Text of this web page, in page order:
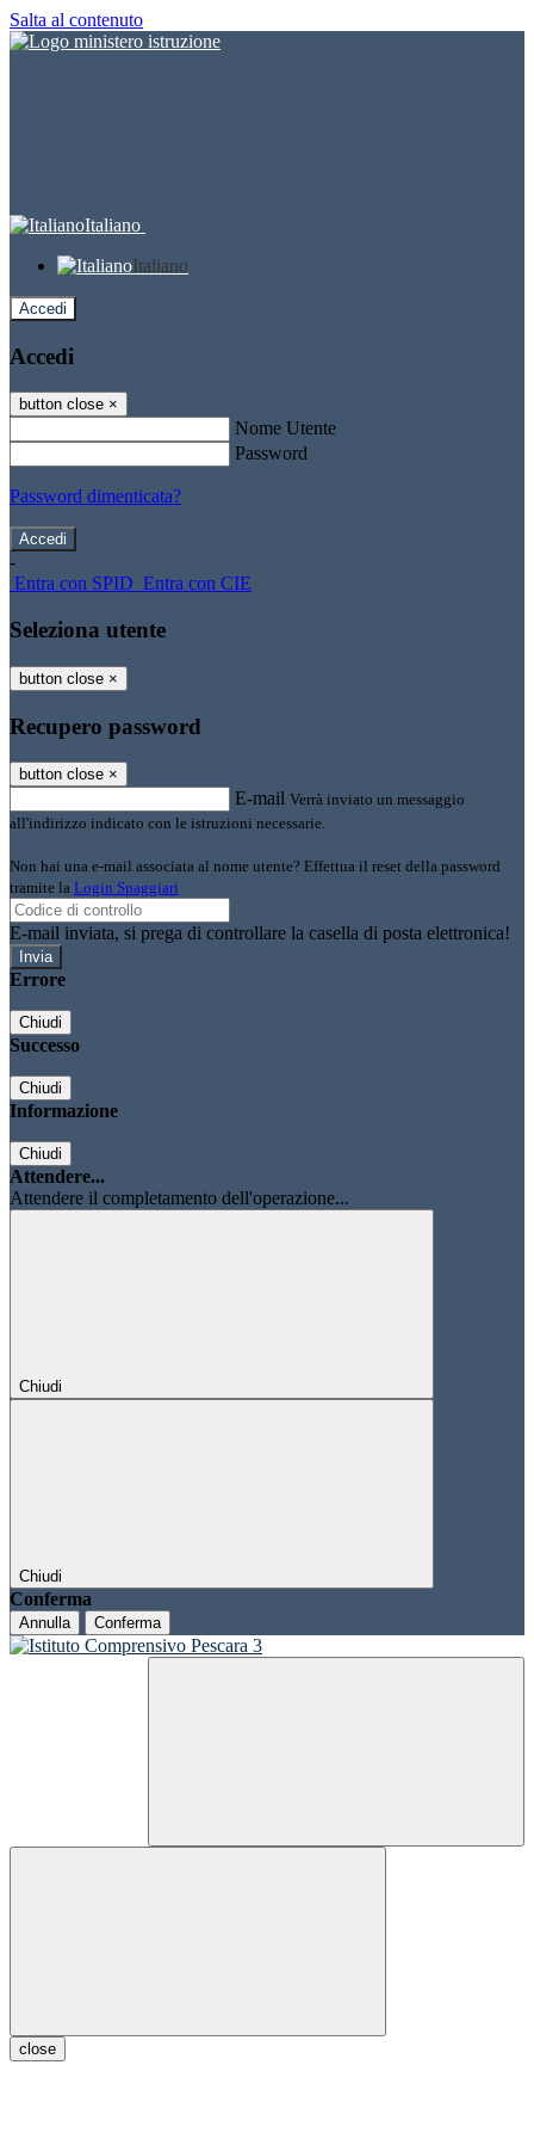
Salta al contenuto
Italiano
Italiano
Accedi
Accedi
button close ×
Nome Utente
Password
Password dimenticata?
-
Entra con SPID Entra con CIE
Seleziona utente
button close ×
Recupero password
button close ×
E-mail Verrà inviato un messaggio
all'indirizzo indicato con le istruzioni necessarie.
Non hai una e-mail associata al nome utente? Effettua il reset della password
tramite la Login Spaggiari
E-mail inviata, si prega di controllare la casella di posta elettronica!
Errore
Chiudi
Successo
Chiudi
Informazione
Chiudi
Attendere...
Attendere il completamento dell'operazione...
Chiudi
Chiudi
Conferma
Annulla Conferma
close